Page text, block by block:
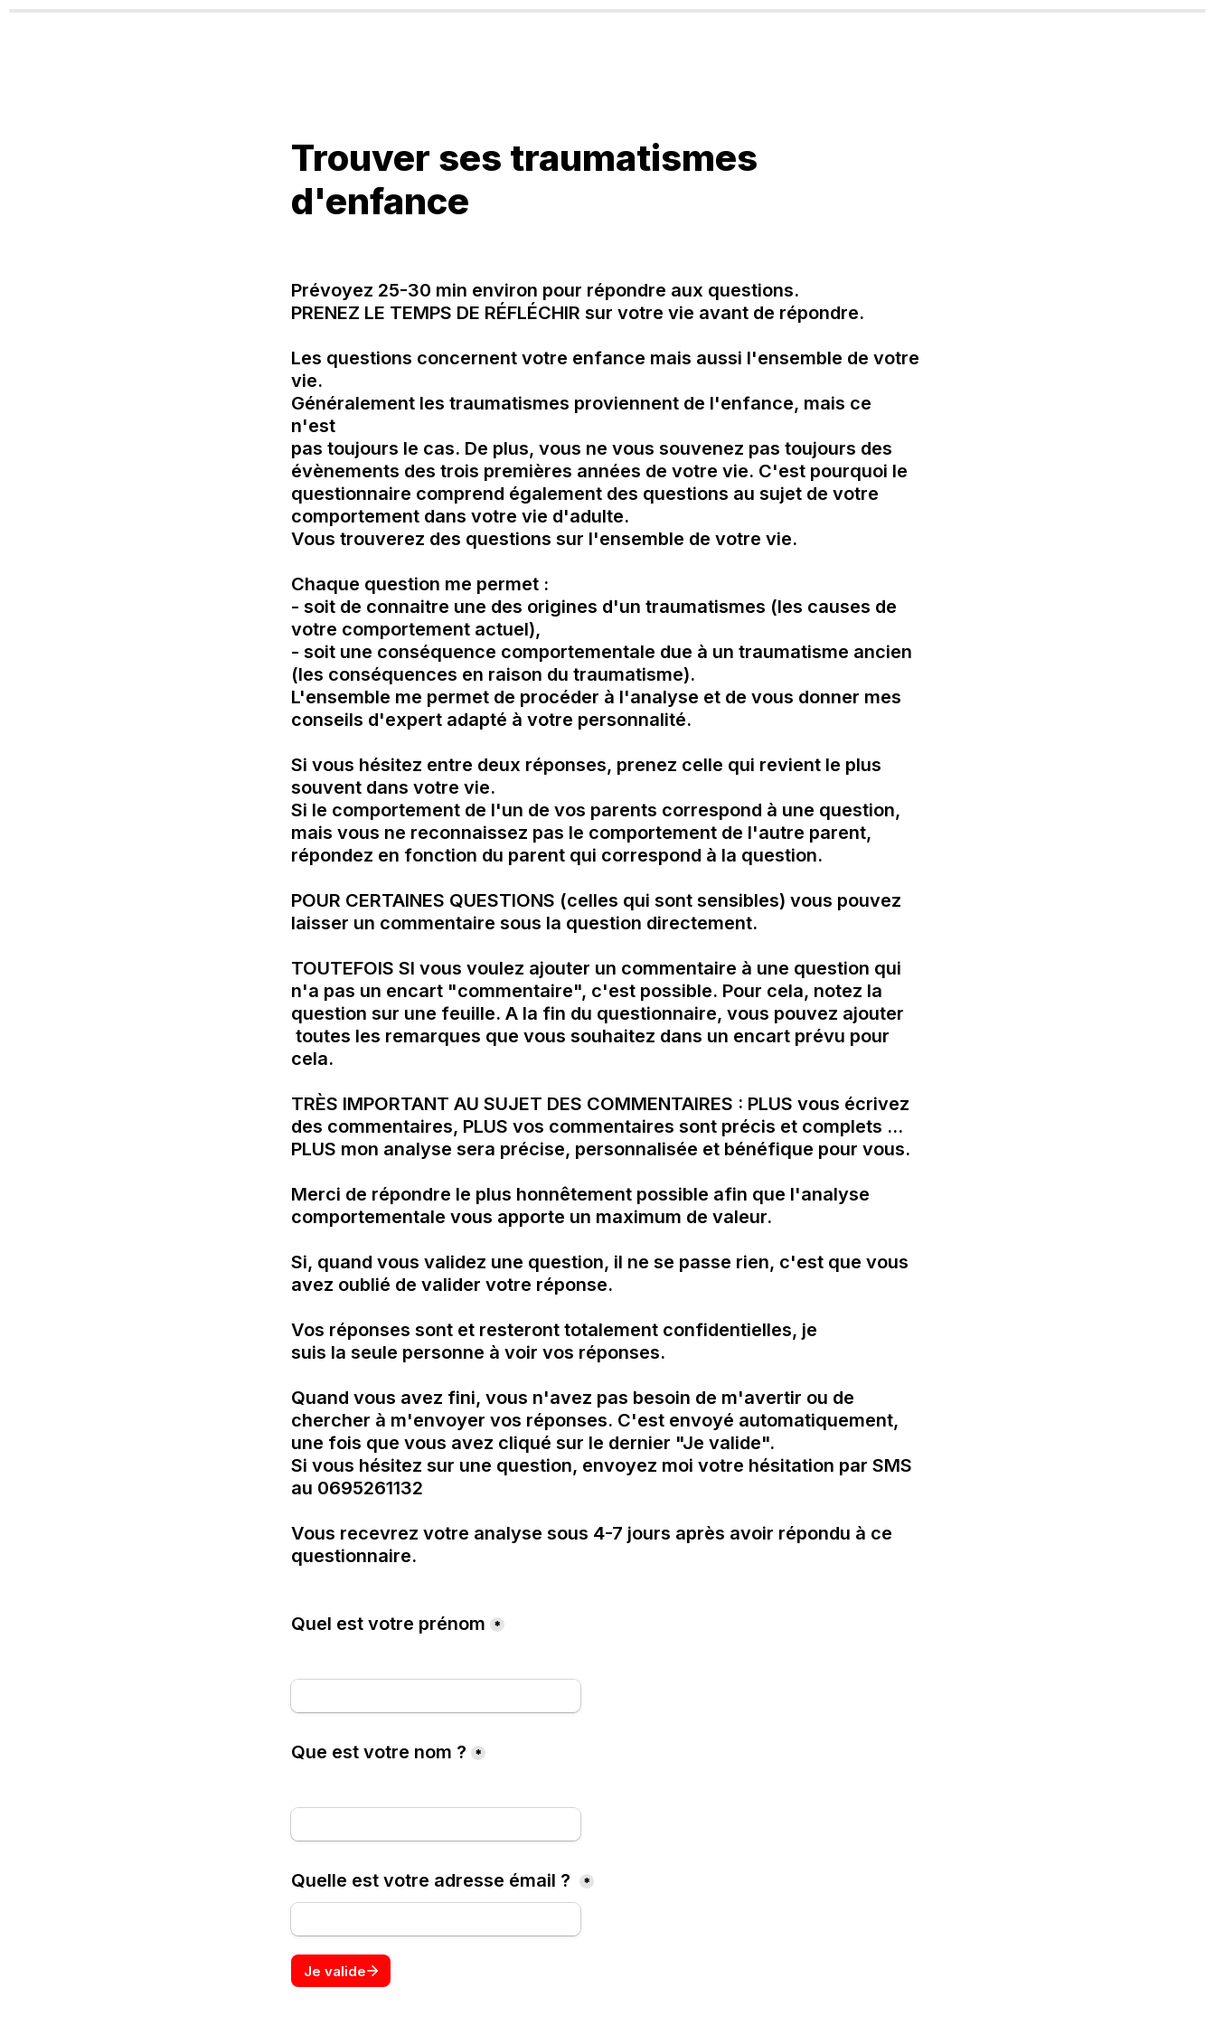
Trouver ses traumatismes
d'enfance
Prévoyez 25-30 min environ pour répondre aux questions.
PRENEZ LE TEMPS DE RÉFLÉCHIR sur votre vie avant de répondre.
Les questions concernent votre enfance mais aussi l'ensemble de votre
vie.
Généralement les traumatismes proviennent de l'enfance, mais ce
n'est
pas toujours le cas. De plus, vous ne vous souvenez pas toujours des
évènements des trois premières années de votre vie. C'est pourquoi le
questionnaire comprend également des questions au sujet de votre
comportement dans votre vie d'adulte.
Vous trouverez des questions sur l'ensemble de votre vie.
Chaque question me permet :
- soit de connaitre une des origines d'un traumatismes (les causes de
votre comportement actuel),
- soit une conséquence comportementale due à un traumatisme ancien
(les conséquences en raison du traumatisme).
L'ensemble me permet de procéder à l'analyse et de vous donner mes
conseils d'expert adapté à votre personnalité.
Si vous hésitez entre deux réponses, prenez celle qui revient le plus
souvent dans votre vie.
Si le comportement de l'un de vos parents correspond à une question,
mais vous ne reconnaissez pas le comportement de l'autre parent,
répondez en fonction du parent qui correspond à la question.
POUR CERTAINES QUESTIONS (celles qui sont sensibles) vous pouvez
laisser un commentaire sous la question directement.
TOUTEFOIS SI vous voulez ajouter un commentaire à une question qui
n'a pas un encart "commentaire", c'est possible. Pour cela, notez la
question sur une feuille. A la fin du questionnaire, vous pouvez ajouter
cela.
TRÈS IMPORTANT AU SUJET DES COMMENTAIRES : PLUS vous écrivez
des commentaires, PLUS vos commentaires sont précis et complets ...
PLUS mon analyse sera précise, personnalisée et bénéfique pour vous.
Merci de répondre le plus honnêtement possible afin que l'analyse
comportementale vous apporte un maximum de valeur.
Si, quand vous validez une question, il ne se passe rien, c'est que vous
avez oublié de valider votre réponse.
Vos réponses sont et resteront totalement confidentielles, je
suis la seule personne à voir vos réponses.
Quand vous avez fini, vous n'avez pas besoin de m'avertir ou de
chercher à m'envoyer vos réponses. C'est envoyé automatiquement,
une fois que vous avez cliqué sur le dernier "Je valide".
Si vous hésitez sur une question, envoyez moi votre hésitation par SMS
au 0695261132
Vous recevrez votre analyse sous 4-7 jours après avoir répondu à ce
questionnaire.
Quel est votre prénom *
Que est votre nom ? *
Quelle est votre adresse émail ? *
Je valide